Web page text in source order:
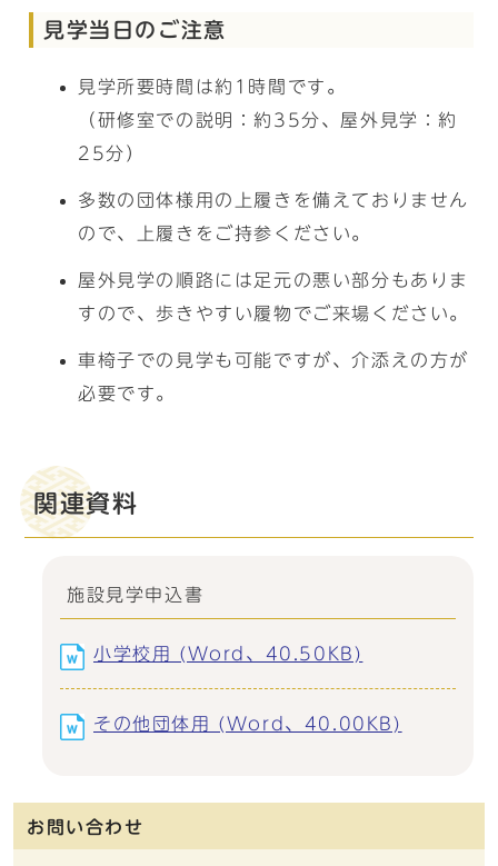
見学当日のご注意
見学所要時間は約1時間です。
（研修室での説明：約35分、屋外見学：約
25分）
多数の団体様用の上履きを備えておりません
ので、上履きをご持参ください。
屋外見学の順路には足元の悪い部分もありま
すので、歩きやすい履物でご来場ください。
車椅子での見学も可能ですが、介添えの方が
必要です。
関連資料
施設見学申込書
小学校用 (Word、40.50KB)
その他団体用 (Word、40.00KB)
お問い合わせ